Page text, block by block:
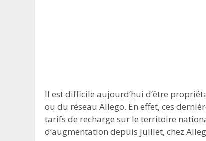
Il est difficile aujourd’hui d’être
ou du réseau Allego. En effet, ces
tarifs de recharge sur le territoire
d’augmentation depuis juillet, chez